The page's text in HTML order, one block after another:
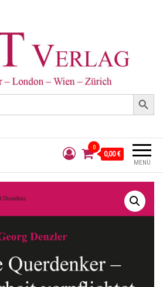
Search Button
MENÜ
0
0,00 €